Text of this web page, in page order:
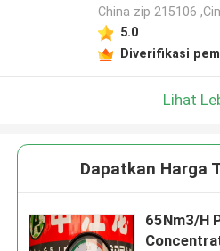
China zip 215106
5.0
Diverifikasi
Lihat
Dapatkan Harga
65Nm3/H